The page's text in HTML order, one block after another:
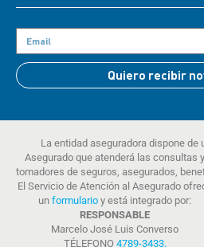
Quiero recibir
La entidad aseguradora dispone de
Asegurado que atenderá las consultas
tomadores de seguros, asegurados,
El Servicio de Atención al Asegurado
un formulario y está integrado por:
RESPONSABLE
Marcelo José Luis Converso
TÉLEFONO 4789-3433.